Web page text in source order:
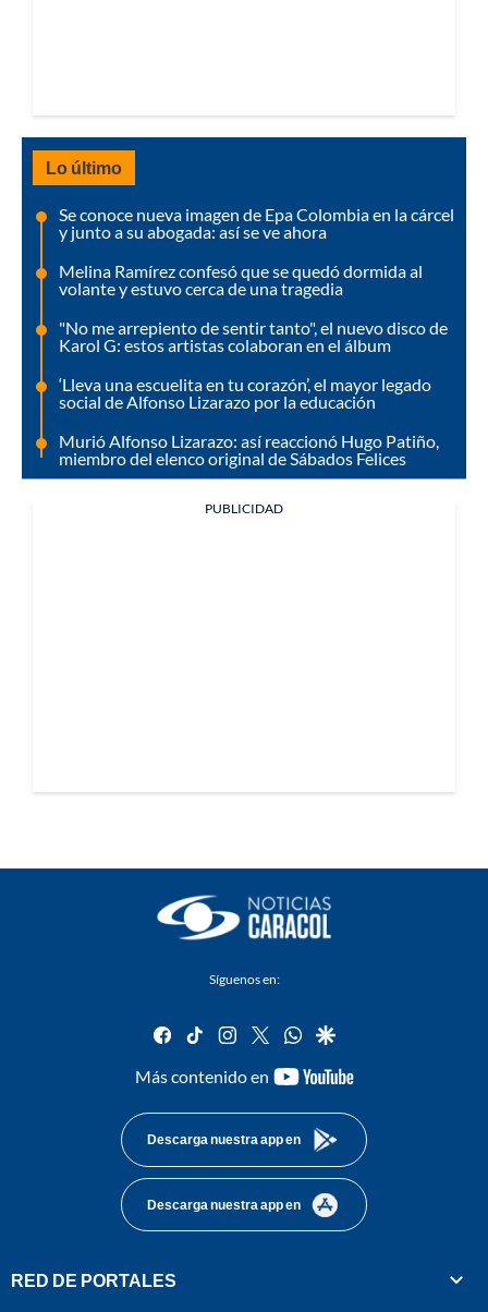
Lo último
Se conoce nueva imagen de Epa Colombia en la cárcel
y junto a su abogada: así se ve ahora
Melina Ramírez confesó que se quedó dormida al
volante y estuvo cerca de una tragedia
"No me arrepiento de sentir tanto", el nuevo disco de
Karol G: estos artistas colaboran en el álbum
‘Lleva una escuelita en tu corazón’, el mayor legado
social de Alfonso Lizarazo por la educación
Murió Alfonso Lizarazo: así reaccionó Hugo Patiño,
miembro del elenco original de Sábados Felices
PUBLICIDAD
Síguenos en:
facebook
tiktok instagram
twitterwhatsapp
google
Más contenido en
youtube-
Descarga nuestra app en
Descarga nuestra app en
RED DE PORTALES